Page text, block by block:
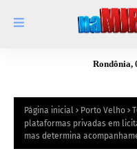
Rondônia,
Página inicial Porto Velho
plataformas privadas em
mas determina